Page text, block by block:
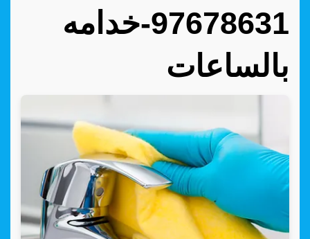
97678631-خدامه
بالساعات